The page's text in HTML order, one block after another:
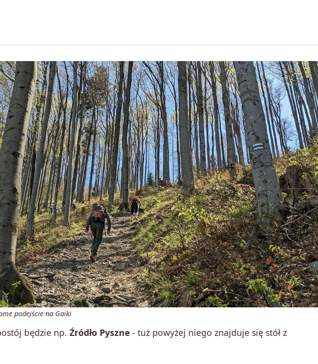
podejście na Gaiki
będzie np. Źródło Pyszne - tuż powyżej niego znajduje się stół z